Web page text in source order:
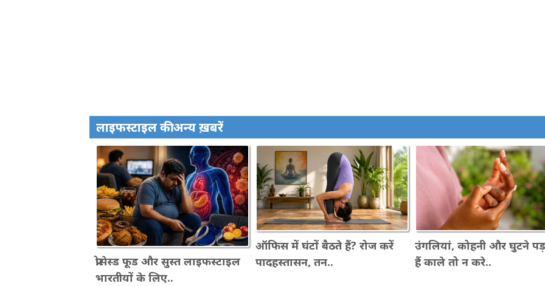
लाइफस्टाइल की अन्य ख़बरें
प्रोसेस्ड फूड और सुस्त लाइफस्टाइल
भारतीयों के लिए..
ऑफिस में घंटों बैठते हैं? रोज करें
पादहस्तासन, तन..
उंगलियां, कोहनी और घुटने
हैं काले तो न करे..